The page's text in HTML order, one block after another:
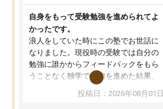
自身をもって受験勉強を進められてよ
かったです。
浪人をしていた時にこの塾でお世話に
なりました。現役時の受験では自分の
勉強に誰かからフィードバックをもら
うことなく独学で勉強を進めた結果、
入試本番に地歴の学習が間に合わず不
合格となってしまいました。その経験
投稿日：2026年08月01日